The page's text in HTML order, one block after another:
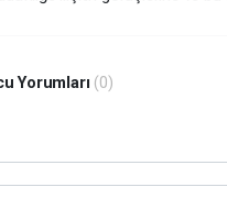
Yorumları (0)